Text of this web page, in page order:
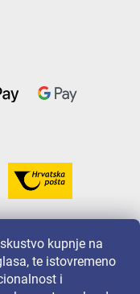
kupnje na
te istovremeno
i